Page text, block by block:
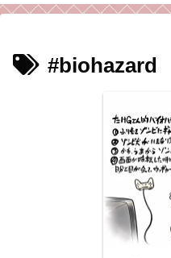
#biohazard